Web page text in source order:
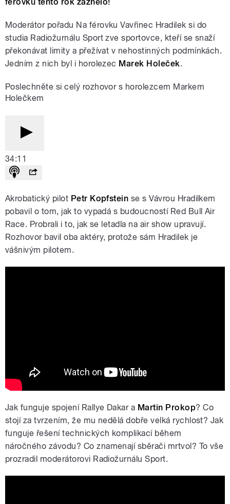
Moderátor pořadu Na férovku Vavřinec Hradilek si do
studia Radiožurnálu Sport zve sportovce, kteří se snaží
překonávat limity a přežívat v nehostinných podmínkách.
Jedním z nich byl i horolezec Marek Holeček.
Poslechněte si celý rozhovor s horolezcem Markem
Holečkem
34:11
Akrobatický pilot Petr Kopfstein se s Vávrou Hradilkem
pobavil o tom, jak to vypadá s budoucností Red Bull Air
Race. Probrali i to, jak se letadla na air show upravují.
Rozhovor bavil oba aktéry, protože sám Hradilek je
vášnivým pilotem.
Jak funguje spojení Rallye Dakar a Martin Prokop? Co
stojí za tvrzením, že mu nedělá dobře velká rychlost? Jak
funguje řešení technických komplikací během
náročného závodu? Co znamenají sběrači mrtvol? To vše
prozradil moderátorovi Radiožurnálu Sport.